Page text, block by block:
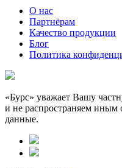
О нас
Партнёрам
Качество продукции
Блог
Политика
«Бурс» уважает Вашу
и не распространяем
данные.